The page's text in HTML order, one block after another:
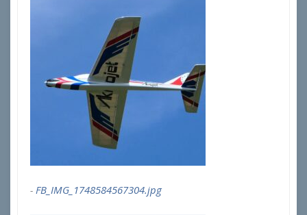
FB_IMG_1748584567304.jpg